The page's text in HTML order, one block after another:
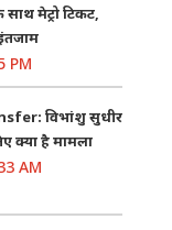
साथ मेट्रो टिकट,
PM
विभांशु सुधीर
क्या है मामला
AM